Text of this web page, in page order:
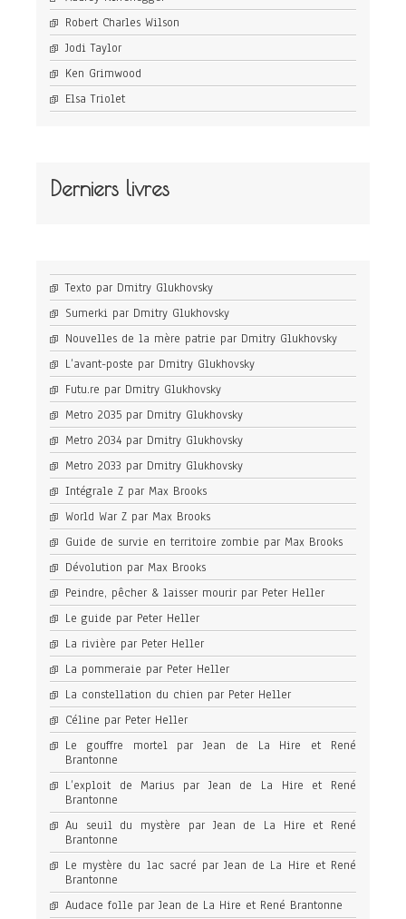
Robert Charles Wilson
Jodi Taylor
Ken Grimwood
Elsa Triolet
Derniers livres
Texto par Dmitry Glukhovsky
Sumerki par Dmitry Glukhovsky
Nouvelles de la mère patrie par Dmitry Glukhovsky
L’avant-poste par Dmitry Glukhovsky
Futu.re par Dmitry Glukhovsky
Metro 2035 par Dmitry Glukhovsky
Metro 2034 par Dmitry Glukhovsky
Metro 2033 par Dmitry Glukhovsky
Intégrale Z par Max Brooks
World War Z par Max Brooks
Guide de survie en territoire zombie par Max Brooks
Dévolution par Max Brooks
Peindre, pêcher & laisser mourir par Peter Heller
Le guide par Peter Heller
La rivière par Peter Heller
La pommeraie par Peter Heller
La constellation du chien par Peter Heller
Céline par Peter Heller
Le gouffre mortel par Jean de La Hire et René
Brantonne
L’exploit de Marius par Jean de La Hire et René
Brantonne
Au seuil du mystère par Jean de La Hire et René
Brantonne
Le mystère du lac sacré par Jean de La Hire et René
Brantonne
Audace folle par Jean de La Hire et René Brantonne